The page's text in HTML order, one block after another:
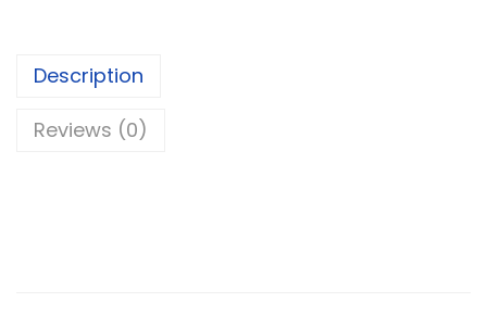
Description
Reviews (0)